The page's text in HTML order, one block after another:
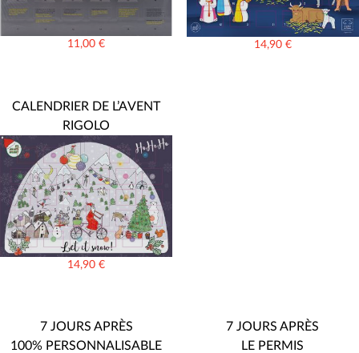
11,00€ 14,90 €
CALENDRIER DE L’AVENT
RIGOLO
14,90€
7 JOURS APRÈS
100% PERSONNALISABLE
7 JOURS APRÈS
LE PERMIS